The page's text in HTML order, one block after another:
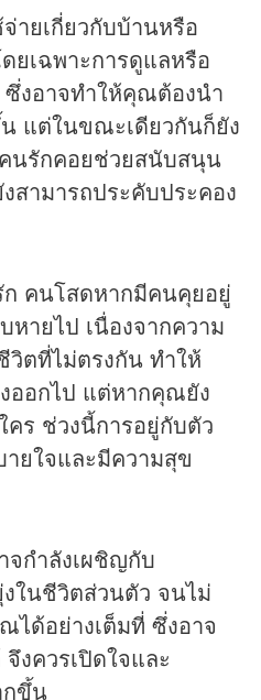
ายเกี่ยวกับบ้านหรือ
ยเฉพาะการดูแลหรือ
งอาจทำให้คุณต้องนำ
แต่ในขณะเดียวกันก็ยัง
นรักคอยช่วยสนับสนุน
สามารถประคับประคอง
ก คนโสดหากมีคนคุยอยู่
หายไป เนื่องจากความ
ตที่ไม่ตรงกัน ทำให้
ออกไป แต่หากคุณยัง
ร ช่วงนี้การอยู่กับตัว
ยใจและมีความสุข
กำลังเผชิญกับ
ในชีวิตส่วนตัว จนไม่
ได้อย่างเต็มที่ ซึ่งอาจ
งควรเปิดใจและ
กขึ้น